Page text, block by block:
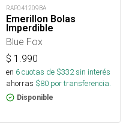
RAP041209BA
Emerillon Bolas
Imperdible
Blue Fox
$ 1.990
en 6cuotas de $332sin interés
ahorras $80 por transferencia.
Disponible